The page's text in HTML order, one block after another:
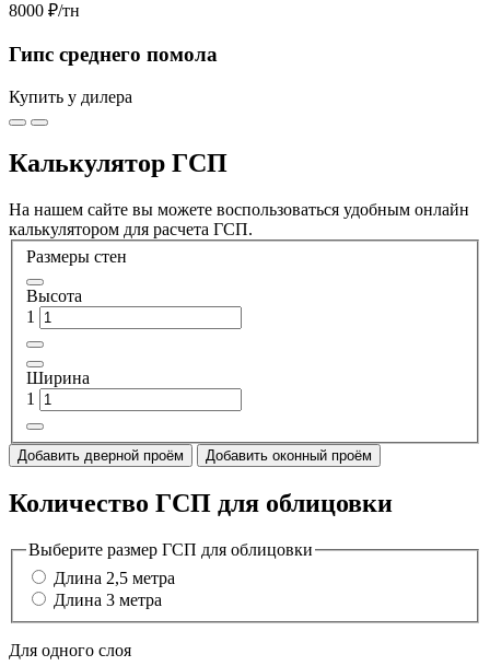
8000 ₽/тн
Гипс среднего помола
Купить у дилера
Калькулятор ГСП
На нашем сайте вы можете воспользоваться удобным онлайн
калькулятором для расчета ГСП.
Размеры стен
Высота
1
Ширина
1
Добавить дверной проём Добавить оконный проём
Количество ГСП для облицовки
Выберите размер ГСП для облицовки
Длина 2,5 метра
Длина 3 метра
Для одного слоя